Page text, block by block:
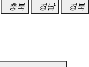
충북 경남
경북